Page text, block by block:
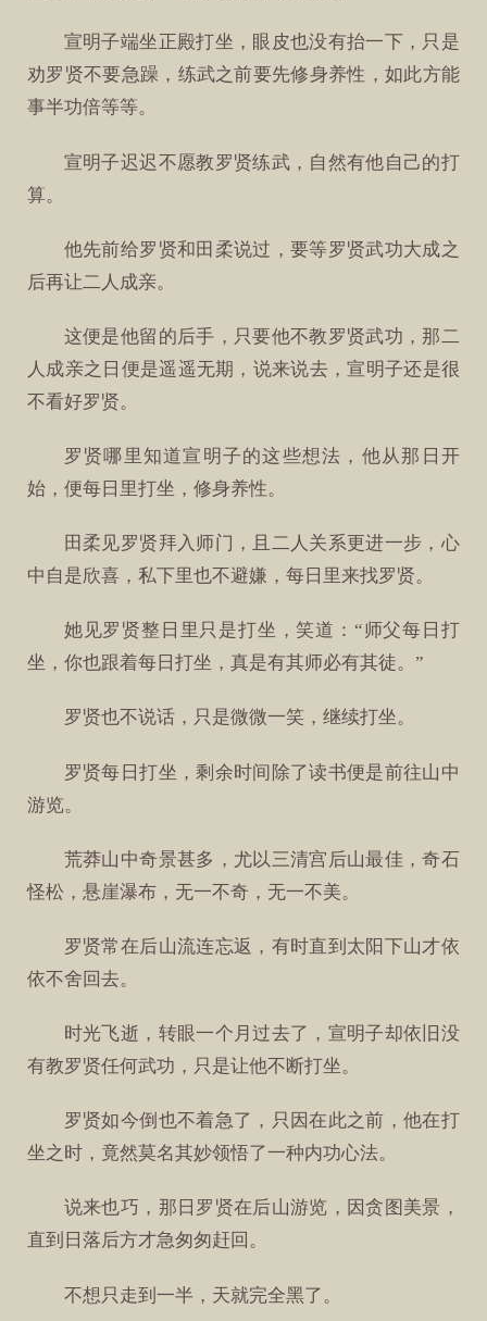
宣明子端坐正殿打坐，眼皮也没有抬一下，只是
劝罗贤不要急躁，练武之前要先修身养性，如此方能
事半功倍等等。
宣明子迟迟不愿教罗贤练武，自然有他自己的打
算。
他先前给罗贤和田柔说过，要等罗贤武功大成之
后再让二人成亲。
这便是他留的后手，只要他不教罗贤武功，那二
人成亲之日便是遥遥无期，说来说去，宣明子还是很
不看好罗贤。
罗贤哪里知道宣明子的这些想法，他从那日开
始，便每日里打坐，修身养性。
田柔见罗贤拜入师门，且二人关系更进一步，心
中自是欣喜，私下里也不避嫌，每日里来找罗贤。
她见罗贤整日里只是打坐，笑道：“师父每日打
坐，你也跟着每日打坐，真是有其师必有其徒。”
罗贤也不说话，只是微微一笑，继续打坐。
罗贤每日打坐，剩余时间除了读书便是前往山中
游览。
荒莽山中奇景甚多，尤以三清宫后山最佳，奇石
怪松，悬崖瀑布，无一不奇，无一不美。
罗贤常在后山流连忘返，有时直到太阳下山才依
依不舍回去。
时光飞逝，转眼一个月过去了，宣明子却依旧没
有教罗贤任何武功，只是让他不断打坐。
罗贤如今倒也不着急了，只因在此之前，他在打
坐之时，竟然莫名其妙领悟了一种内功心法。
说来也巧，那日罗贤在后山游览，因贪图美景，
直到日落后方才急匆匆赶回。
不想只走到一半，天就完全黑了。